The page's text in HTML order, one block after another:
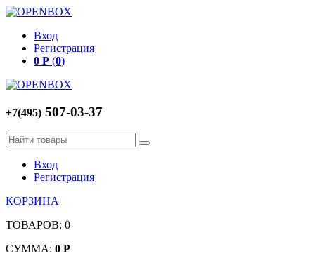
Вход
Регистрация
0 Р (0)
+7(495) 507-03-37
Вход
Регистрация
КОРЗИНА
ТОВАРОВ: 0
СУММА: 0 Р